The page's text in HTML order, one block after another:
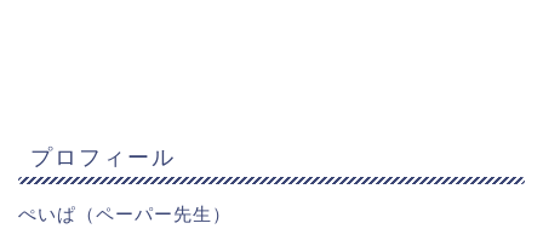
プロフィール
ぺいぱ（ペーパー先生）